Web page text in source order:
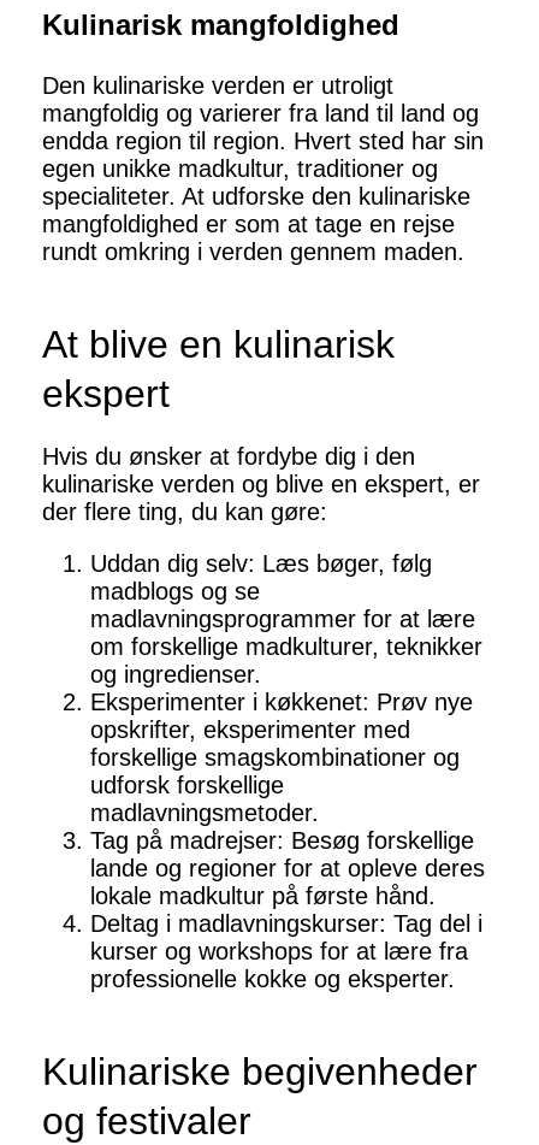
Kulinarisk mangfoldighed
Den kulinariske verden er utroligt
mangfoldig og varierer fra land til land og
endda region til region. Hvert sted har sin
egen unikke madkultur, traditioner og
specialiteter. At udforske den kulinariske
mangfoldighed er som at tage en rejse
rundt omkring i verden gennem maden.
At blive en kulinarisk
ekspert
Hvis du ønsker at fordybe dig i den
kulinariske verden og blive en ekspert, er
der flere ting, du kan gøre:
Uddan dig selv: Læs bøger, følg
madblogs og se
madlavningsprogrammer for at lære
om forskellige madkulturer, teknikker
og ingredienser.
Eksperimenter i køkkenet: Prøv nye
opskrifter, eksperimenter med
forskellige smagskombinationer og
udforsk forskellige
madlavningsmetoder.
Tag på madrejser: Besøg forskellige
lande og regioner for at opleve deres
lokale madkultur på første hånd.
Deltag i madlavningskurser: Tag del i
kurser og workshops for at lære fra
professionelle kokke og eksperter.
Kulinariske begivenheder
og festivaler